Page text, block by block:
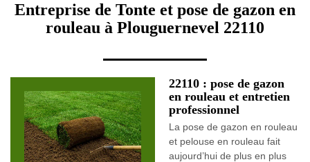
Entreprise de Tonte et pose de gazon en
rouleau à Plouguernevel 22110
22110 : pose de gazon
en rouleau et entretien
professionnel
La pose de gazon en rouleau
et pelouse en rouleau fait
aujourd’hui de plus en plus